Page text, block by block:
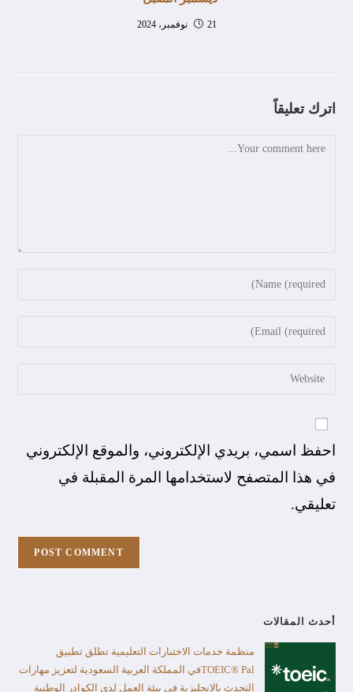
21 نوفمبر، 2024
اترك تعليقاً
احفظ اسمي، بريدي الإلكتروني، والموقع الإلكتروني
في هذا المتصفح لاستخدامها المرة المقبلة في
تعليقي.
أحدث المقالات
منظمة خدمات الاختبارات التعليمية تطلق تطبيق
TOEIC® Palفي المملكة العربية السعودية لتعزيز مهارات
التحدث بالإنجليزية في بيئة العمل لدى الكوادر الوطنية